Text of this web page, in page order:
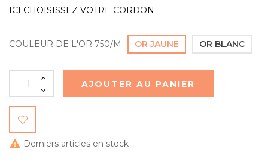
ICI CHOISISSEZ VOTRE CORDON
COULEUR DE L'OR 750/M OR JAUNE OR BLANC
AJOUTER AU PANIER
 Derniers articles en stock